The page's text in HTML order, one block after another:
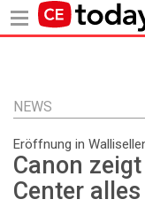
Inhalt
NEWS
Eröffnung in
Canon
Center